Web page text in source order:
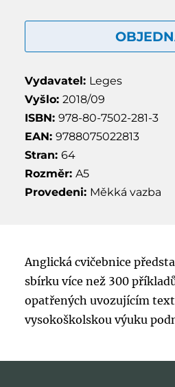
Vydavatel: Leges
Vyšlo: 2018/09
ISBN: 978-80-7502-281-3
EAN: 9788075022813
Stran: 64
Rozměr: A5
Provedeni: Měkká vazba
Anglická cvičebnice
sbírku více než 300
opatřených uvozujícím
vysokoškolskou výuku